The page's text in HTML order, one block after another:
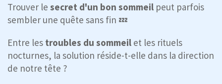
Trouver le secret d'un bon sommeil peut parfois
sembler une quête sans fin 💤
Entre les troubles du sommeil et les rituels
nocturnes, la solution réside-t-elle dans la direction
de notre tête ?